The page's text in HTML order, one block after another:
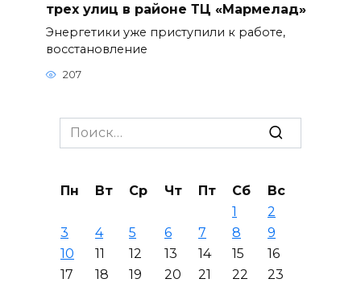
трех улиц в районе ТЦ «Мармелад»
Энергетики уже приступили к работе,
восстановление
207
Search
for:
Пн Вт Ср Чт Пт Сб
Вс
1
2
3
4 5 6 7 8
9
10
11 12 13 14 15
16
17
18 19 20 21 22
23